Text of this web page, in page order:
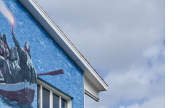
ata que é mercado polo compradores, que o
puntos de venda.
pretende concienciar ó consumidor da
ofrezan a mellor calidade posible á hora de
así como coñecer en todo momento a súa
de hoxe a mellor calidade a hora de mercar
que si unha persoa busca calidade garantida